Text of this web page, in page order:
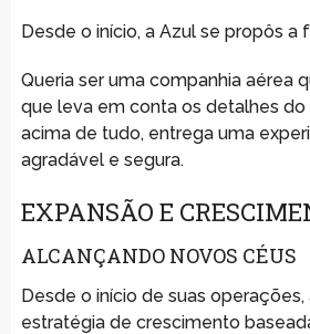
Desde o início, a Azul se propôs a
Queria ser uma companhia aérea
que leva em conta os detalhes do
acima de tudo, entrega uma
agradável e segura.
EXPANSÃO E
ALCANÇANDO NOVOS CÉUS
Desde o início de suas
estratégia de crescimento